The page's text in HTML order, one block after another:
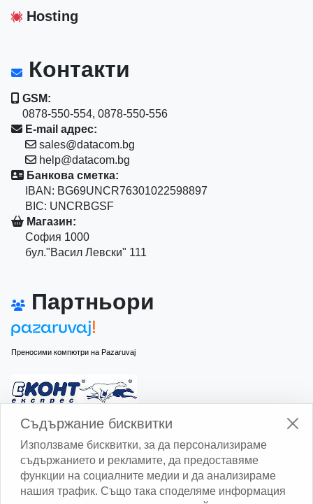
Hosting
Контакти
GSM:
0878-550-554, 0878-550-556
E-mail адрес:
sales@datacom.bg
help@datacom.bg
Банкова сметка:
IBAN: BG69UNCR76301022598897
BIC: UNCRBGSF
Магазин:
София 1000
бул."Васил Левски" 111
Партньори
Преносими компютри на Pazaruvaj
Изчисли доставката с Еконт
Съдържание бисквитки
Използваме бисквитки, за да персонализираме
съдържанието и рекламите, да предоставяме
функции на социалните медии и да анализираме
нашия трафик. Също така споделяме информация